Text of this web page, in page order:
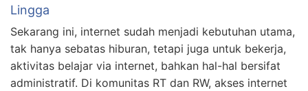
Lingga
Sekarang ini, internet sudah menjadi kebutuhan utama,
tak hanya sebatas hiburan, tetapi juga untuk bekerja,
aktivitas belajar via internet, bahkan hal-hal bersifat
administratif. Di komunitas RT dan RW, akses internet